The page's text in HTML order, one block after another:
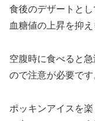
食後のデザートと
血糖値の上昇を抑え
空腹時に食べると
ので注意が必要です
ポッキンアイスを